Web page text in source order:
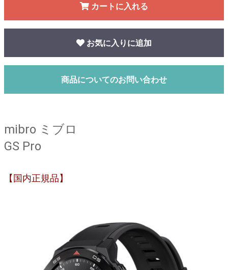
カートに入れる
お気に入りに追加
商品についてのお問い合わせ
mibro ミブロ
GS Pro
【国内正規品】